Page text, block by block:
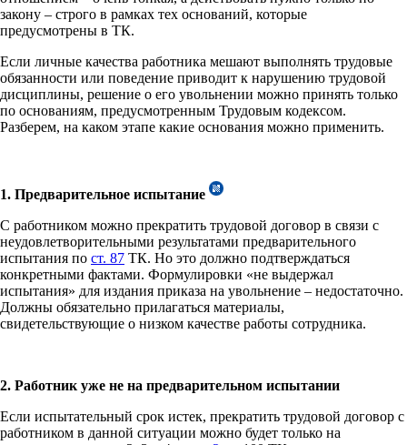
закону – строго в рамках тех оснований, которые
предусмотрены в ТК.
Если личные качества работника мешают выполнять трудовые
обязанности или поведение приводит к нарушению трудовой
дисциплины, решение о его увольнении можно принять только
по основаниям, предусмотренным Трудовым кодексом.
Разберем, на каком этапе какие основания можно применить.
1. Предварительное испытание
С работником можно прекратить трудовой договор в связи с
неудовлетворительными результатами предварительного
испытания по ст. 87 ТК. Но это должно подтверждаться
конкретными фактами. Формулировки «не выдержал
испытания» для издания приказа на увольнение – недостаточно.
Должны обязательно прилагаться материалы,
свидетельствующие о низком качестве работы сотрудника.
2. Работник уже не на предварительном испытании
Если испытательный срок истек, прекратить трудовой договор с
работником в данной ситуации можно будет только на